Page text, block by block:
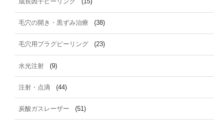
毛穴の開き・黒ずみ治療 (38)
毛穴用プラグピーリング (23)
水光注射 (9)
注射・点滴 (44)
炭酸ガスレーザー (51)